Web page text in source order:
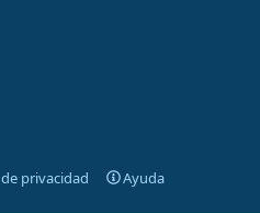
privacidad
Ayuda